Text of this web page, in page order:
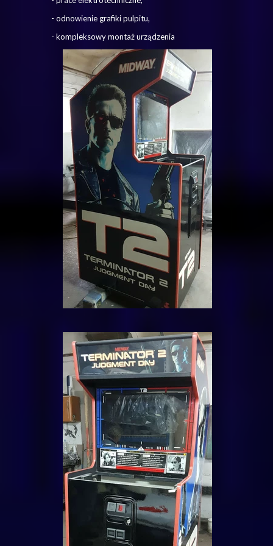
- odnowienie grafiki pulpitu,
- kompleksowy montaż urządzenia